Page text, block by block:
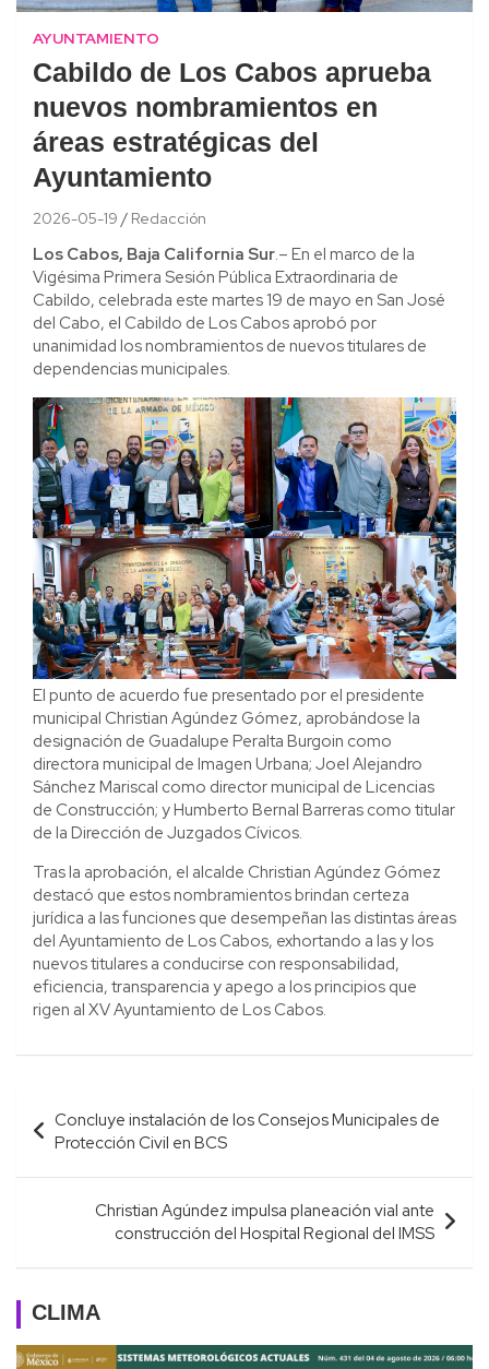
AYUNTAMIENTO
Cabildo de Los Cabos aprueba
nuevos nombramientos en
áreas estratégicas del
Ayuntamiento
2026-05-19 Redacción
Los Cabos, Baja California Sur.– En el marco de la
Vigésima Primera Sesión Pública Extraordinaria de
Cabildo, celebrada este martes 19 de mayo en San José
del Cabo, el Cabildo de Los Cabos aprobó por
unanimidad los nombramientos de nuevos titulares de
dependencias municipales.
El punto de acuerdo fue presentado por el presidente
municipal Christian Agúndez Gómez, aprobándose la
designación de Guadalupe Peralta Burgoin como
directora municipal de Imagen Urbana; Joel Alejandro
Sánchez Mariscal como director municipal de Licencias
de Construcción; y Humberto Bernal Barreras como titular
de la Dirección de Juzgados Cívicos.
Tras la aprobación, el alcalde Christian Agúndez Gómez
destacó que estos nombramientos brindan certeza
jurídica a las funciones que desempeñan las distintas áreas
del Ayuntamiento de Los Cabos, exhortando a las y los
nuevos titulares a conducirse con responsabilidad,
eficiencia, transparencia y apego a los principios que
rigen al XV Ayuntamiento de Los Cabos.
Navegación
de
entradas
Concluye instalación de los Consejos Municipales de
Protección Civil en BCS
Christian Agúndez impulsa planeación vial ante
construcción del Hospital Regional del IMSS
CLIMA